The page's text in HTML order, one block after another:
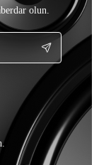
olun.